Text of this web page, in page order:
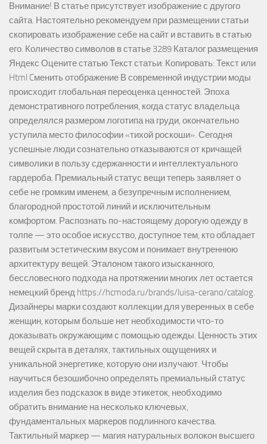
Внимание! В статье присутствует изображение с другого
сайта. Настоятельно рекомендуем при размещении статьи
скопировать изображение себе на сайт и вставить в статью
его. Количество символов в статье 3289 Каталог размещения
Яндекс Оцените статью Текст статьи: Копировать: Текст или
Html Cменить отображение В современной индустрии моды
происходит глобальная переоценка ценностей. Эпоха
демонстративного потребления, когда статус владельца
определялся размером логотипа на груди, окончательно
уступила место философии «тихой роскоши». Сегодня
успешные люди сознательно отказываются от кричащей
символики в пользу сдержанности и интеллектуального
гардероба. Премиальный статус вещи теперь заявляет о
себе не громким именем, а безупречным исполнением,
благородной простотой линий и исключительным
комфортом. Распознать по-настоящему дорогую одежду в
толпе — это особое искусство, доступное тем, кто обладает
развитым эстетическим вкусом и понимает внутреннюю
архитектуру вещей. Эталоном такого изысканного,
бессловесного подхода на протяжении многих лет остается
немецкий бренд https://hcmoda.ru/brands/luisa-cerano/catalog.
Дизайнеры марки создают коллекции для уверенных в себе
женщин, которым больше нет необходимости что-то
доказывать окружающим с помощью одежды. Ценность этих
вещей скрыта в деталях, тактильных ощущениях и
уникальной энергетике, которую они излучают. Чтобы
научиться безошибочно определять премиальный статус
изделия без подсказок в виде этикеток, необходимо
обратить внимание на несколько ключевых,
фундаментальных маркеров подлинного качества.
Тактильный маркер — магия натуральных волокон высшего